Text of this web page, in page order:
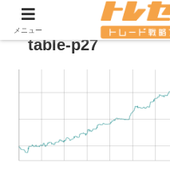
table-p27
メニュー